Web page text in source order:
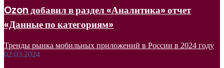
Ozon добавил в раздел «Аналитика» отчет
«Данные по категориям»
Тренды рынка мобильных приложений в России в 2024 году
02.03.2024